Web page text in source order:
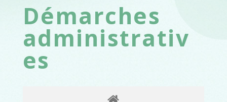
Démarches
administrativ
es